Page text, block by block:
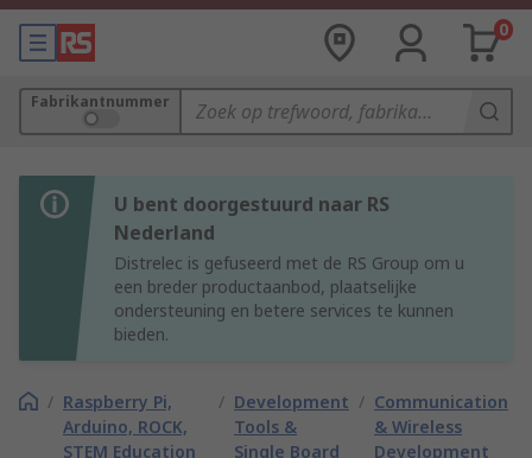
0
Fabrikantnummer
U bent doorgestuurd naar RS
Nederland
Distrelec is gefuseerd met de RS Group om u
een breder productaanbod, plaatselijke
ondersteuning en betere services te kunnen
bieden.
/ Raspberry Pi,
Arduino, ROCK,
STEM Education
/ Development
Tools &
Single Board
/ Communication
& Wireless
Development